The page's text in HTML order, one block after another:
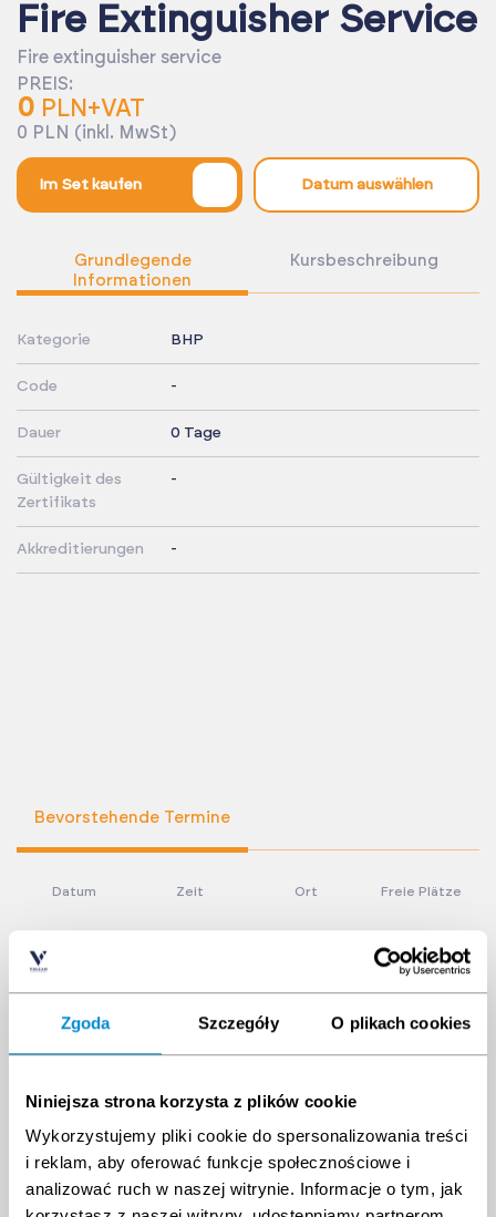
Zgoda Szczegóły O plikach cookies
Niniejsza strona korzysta z plików cookie
Wykorzystujemy pliki cookie do spersonalizowania treści
i reklam, aby oferować funkcje społecznościowe i
analizować ruch w naszej witrynie. Informacje o tym, jak
Fire Extinguisher Service
Fire extinguisher service
PREIS:
0 PLN+VAT
0 PLN (inkl. MwSt)
Im Set kaufen Datum auswählen
Grundlegende
Informationen
Kursbeschreibung
Kategorie BHP
Code -
Dauer 0 Tage
Gültigkeit des
Zertifikats
-
Akkreditierungen -
Bevorstehende Termine
Datum Zeit Ort Freie Plätze